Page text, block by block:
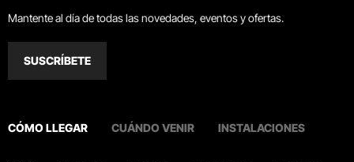
Mantente al día de todas las novedades, eventos y ofertas.
SUSCRÍBETE
CÓMO LLEGAR CUÁNDO VENIR INSTALACIONES